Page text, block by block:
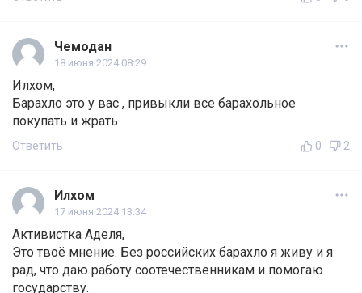
Чемодан
18 июня 2024 08:29
Илхом,
Барахло это у вас , привыкли все барахольное
покупать и жрать
Ответить 0 2
Илхом
17 июня 2024 13:34
Активистка Аделя,
Это твоё мнение. Без российских барахло я живу и я
рад, что даю работу соотечественникам и помогаю
государству.